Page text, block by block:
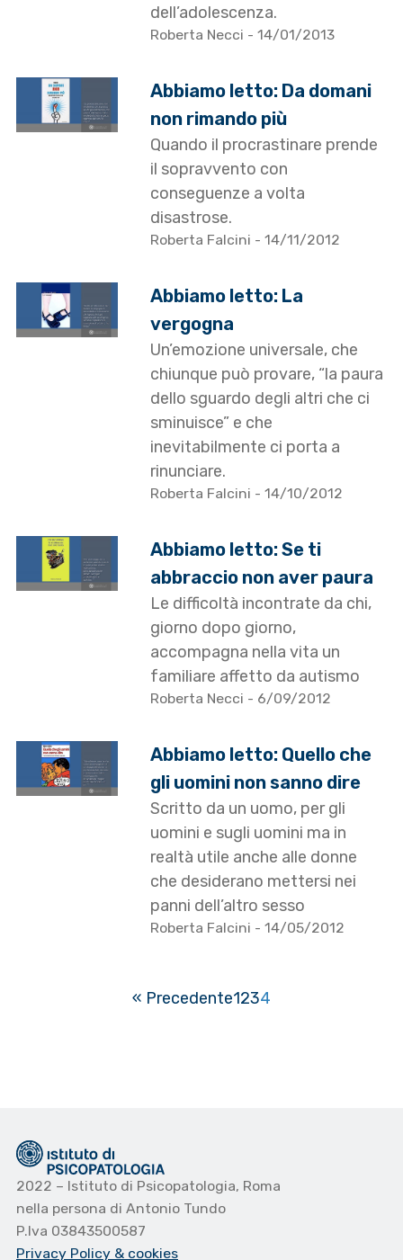
dell’adolescenza.
Roberta Necci - 14/01/2013
Abbiamo letto: Da domani
non rimando più
Quando il procrastinare prende
il sopravvento con
conseguenze a volta
disastrose.
Roberta Falcini - 14/11/2012
Abbiamo letto: La
vergogna
Un’emozione universale, che
chiunque può provare, “la paura
dello sguardo degli altri che ci
sminuisce” e che
inevitabilmente ci porta a
rinunciare.
Roberta Falcini - 14/10/2012
Abbiamo letto: Se ti
abbraccio non aver paura
Le difficoltà incontrate da chi,
giorno dopo giorno,
accompagna nella vita un
familiare affetto da autismo
Roberta Necci - 6/09/2012
Abbiamo letto: Quello che
gli uomini non sanno dire
Scritto da un uomo, per gli
uomini e sugli uomini ma in
realtà utile anche alle donne
che desiderano mettersi nei
panni dell’altro sesso
Roberta Falcini - 14/05/2012
« Precedente1234
2022 – Istituto di Psicopatologia, Roma
nella persona di Antonio Tundo
P.Iva 03843500587
Privacy Policy & cookies